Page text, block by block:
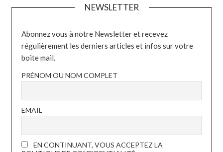
NEWSLETTER
Abonnez vous à notre Newsletter et recevez
régulièrement les derniers articles et infos sur votre
boite mail.
PRÉNOM OU NOM COMPLET
EMAIL
EN CONTINUANT, VOUS ACCEPTEZ LA